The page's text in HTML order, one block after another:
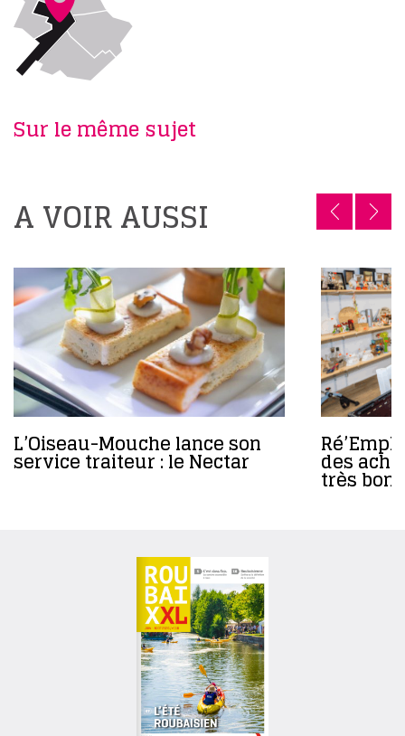
Sur le même sujet
A VOIR AUSSI
L’Oiseau-Mouche lance son
service traiteur : le Nectar des
très